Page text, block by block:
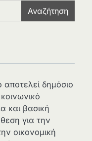
Αναζήτηση
αποτελεί δημόσιο
και βασική
για την
οικονομική